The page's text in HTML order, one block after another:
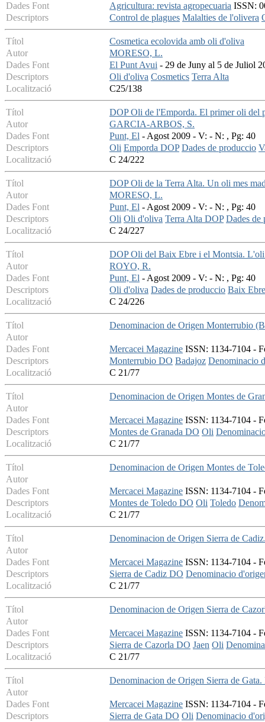
Dades Font
Agricultura: revista agropecuaria ISSN:
Descriptors
Control de plagues Malalties de l'olivera
Títol
Cosmetica ecolovida amb oli d'oliva
Autor
MORESO, L.
Dades Font
El Punt Avui - 29 de Juny al 5 de Juliol
Descriptors
Oli d'oliva Cosmetics Terra Alta
Localització
C25/138
Títol
DOP Oli de l'Emporda. El primer oli del
Autor
GARCIA-ARBOS, S.
Dades Font
Punt, El - Agost 2009 - V: - N: , Pg: 40
Descriptors
Oli Emporda DOP Dades de produccio
Localització
C 24/222
Títol
DOP Oli de la Terra Alta. Un oli mes
Autor
MORESO, L.
Dades Font
Punt, El - Agost 2009 - V: - N: , Pg: 40
Descriptors
Oli Oli d'oliva Terra Alta DOP Dades de
Localització
C 24/227
Títol
DOP Oli del Baix Ebre i el Montsia. L'oli
Autor
ROYO, R.
Dades Font
Punt, El - Agost 2009 - V: - N: , Pg: 40
Descriptors
Oli d'oliva Dades de produccio Baix
Localització
C 24/226
Títol
Denominacion de Origen Monterrubio
Autor
Dades Font
Mercacei Magazine ISSN: 1134-7104 -
Descriptors
Monterrubio DO Badajoz Denominacio
Localització
C 21/77
Títol
Denominacion de Origen Montes de
Autor
Dades Font
Mercacei Magazine ISSN: 1134-7104 -
Descriptors
Montes de Granada DO Oli
Localització
C 21/77
Títol
Denominacion de Origen Montes de
Autor
Dades Font
Mercacei Magazine ISSN: 1134-7104 -
Descriptors
Montes de Toledo DO Oli Toledo
Localització
C 21/77
Títol
Denominacion de Origen Sierra de
Autor
Dades Font
Mercacei Magazine ISSN: 1134-7104 -
Descriptors
Sierra de Cadiz DO Denominacio
Localització
C 21/77
Títol
Denominacion de Origen Sierra de
Autor
Dades Font
Mercacei Magazine ISSN: 1134-7104 -
Descriptors
Sierra de Cazorla DO Jaen Oli
Localització
C 21/77
Títol
Denominacion de Origen Sierra de Gata.
Autor
Dades Font
Mercacei Magazine ISSN: 1134-7104 -
Descriptors
Sierra de Gata DO Oli Denominacio